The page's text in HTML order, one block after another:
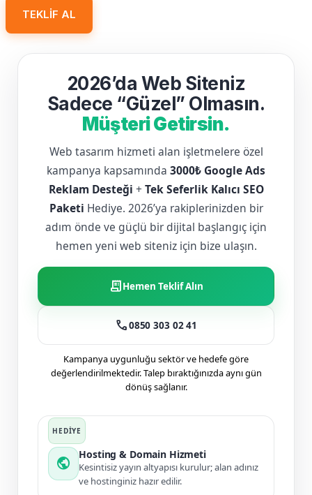
TEKLIF AL
2026’da Web Siteniz
Sadece “Güzel” Olmasın.
Müşteri Getirsin.
Web tasarım hizmeti alan işletmelere özel
kampanya kapsamında 3000₺ Google Ads
Reklam Desteği + Tek Seferlik Kalıcı SEO
Paketi Hediye. 2026’ya rakiplerinizden bir
adım önde ve güçlü bir dijital başlangıç için
hemen yeni web siteniz için bize ulaşın.
receipt_longHemen Teklif Alın
call0850 303 02 41
Kampanya uygunluğu sektör ve hedefe göre
değerlendirilmektedir. Talep bıraktığınızda aynı gün
dönüş sağlanır.
public
Hosting & Domain Hizmeti
Kesintisiz yayın altyapısı kurulur; alan adınız
ve hostinginiz hazır edilir.